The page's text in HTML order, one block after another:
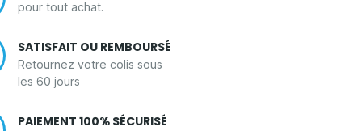
pour tout achat.
SATISFAIT OU REMBOURSÉ
Retournez votre colis sous
les 60 jours
PAIEMENT 100% SÉCURISÉ